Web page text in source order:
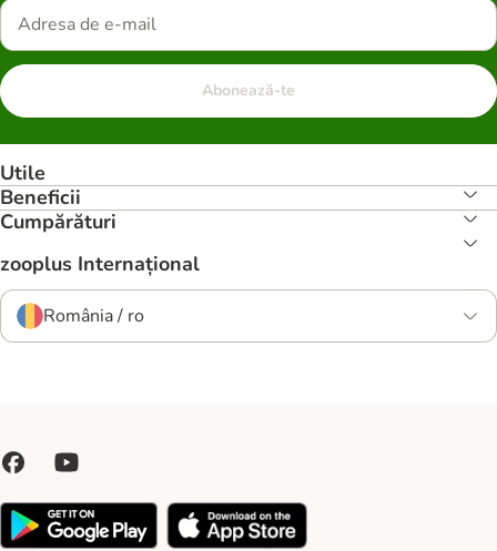
Abonează-te
Utile
Beneficii
Cumpărături
zooplus Internațional
România / ro